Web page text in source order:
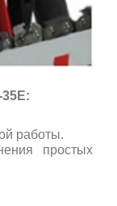
работы.
простых